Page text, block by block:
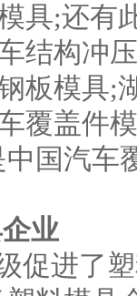
具;还有
结构冲
板模具;
覆盖件
国汽
业
促进了